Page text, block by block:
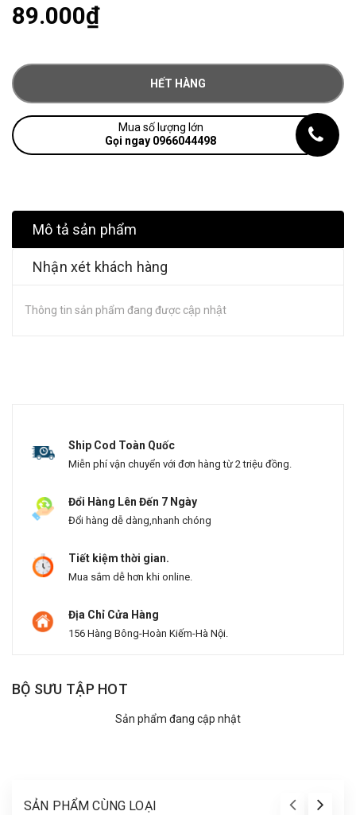
89.000₫
HẾT HÀNG
Mua số lượng lớn
Gọi ngay 0966044498
Mô tả sản phẩm
Nhận xét khách hàng
Thông tin sản phẩm đang được cập nhật
Ship Cod Toàn Quốc
Miễn phí vận chuyển với đơn hàng từ 2 triệu đồng.
Đổi Hàng Lên Đến 7 Ngày
Đổi hàng dễ dàng,nhanh chóng
Tiết kiệm thời gian.
Mua sắm dễ hơn khi online.
Địa Chỉ Cửa Hàng
156 Hàng Bông-Hoàn Kiếm-Hà Nội.
BỘ SƯU TẬP HOT
Sản phẩm đang cập nhật
SẢN PHẨM CÙNG LOẠI